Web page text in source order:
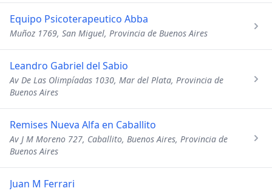
Equipo Psicoterapeutico Abba
Muñoz 1769, San Miguel, Provincia de Buenos Aires
Leandro Gabriel del Sabio
Av De Las Olimpíadas 1030, Mar del Plata, Provincia de
Buenos Aires
Remises Nueva Alfa en Caballito
Av J M Moreno 727, Caballito, Buenos Aires, Provincia de
Buenos Aires
Juan M Ferrari